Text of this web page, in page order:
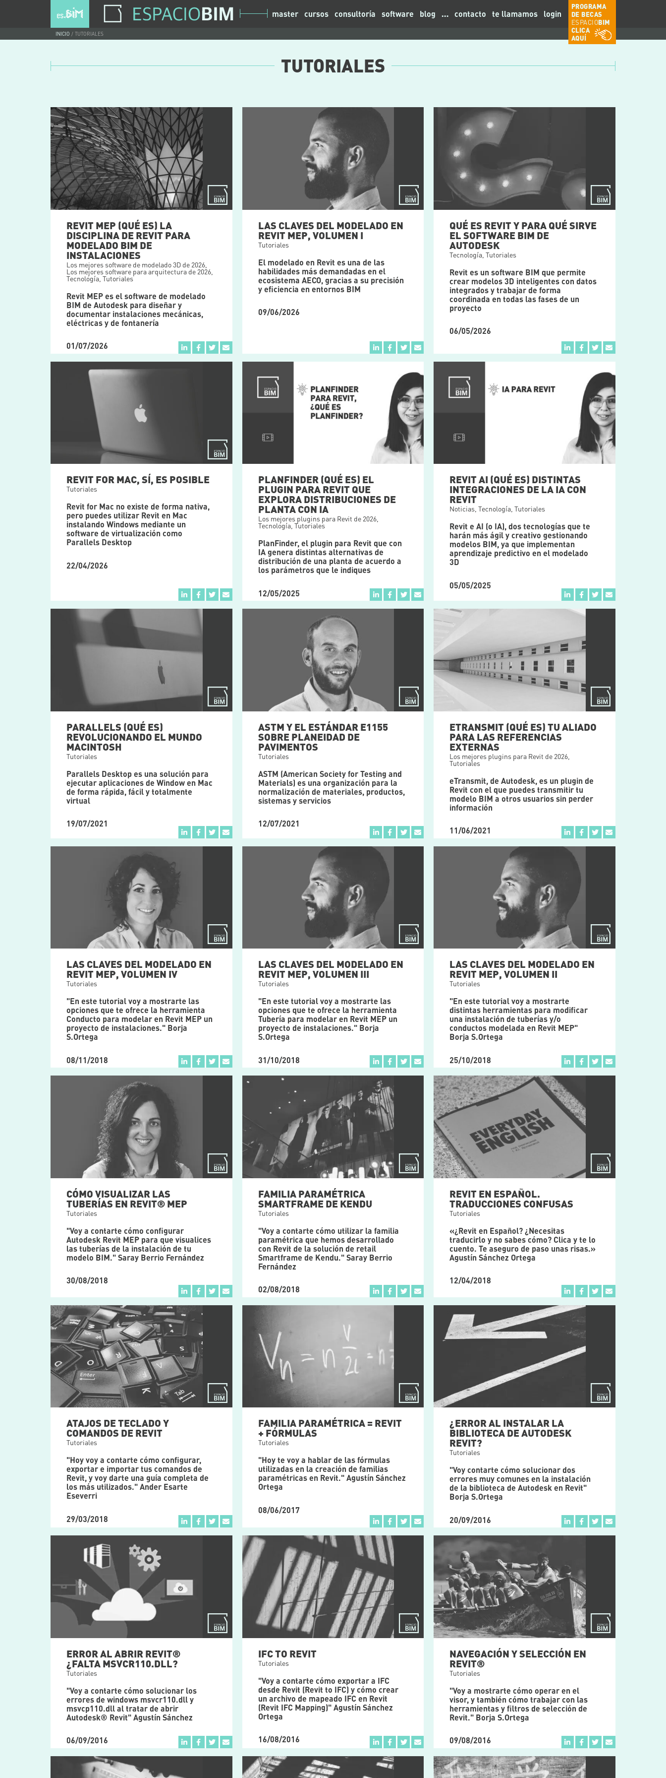
INICIO TUTORIALES
master cursos consultoría software blog … contacto te llamamos login
PROGRAMA
DE BECAS
ESPACIOBIM
CLICA
AQUÍ
TUTORIALES
REVIT MEP (QUÉ ES) LA
DISCIPLINA DE REVIT PARA
MODELADO BIM DE
INSTALACIONES
Los mejores software de modelado 3D de 2026
Los mejores software para arquitectura de 2026
Tecnología Tutoriales
Revit MEP es el software de modelado
BIM de Autodesk para diseñar y
documentar instalaciones mecánicas,
eléctricas y de fontanería
01/07/2026
LAS CLAVES DEL MODELADO EN
REVIT MEP, VOLUMEN I
Tutoriales
El modelado en Revit es una de las
habilidades más demandadas en el
ecosistema AECO, gracias a su precisión
y eficiencia en entornos BIM
09/06/2026
QUÉ ES REVIT Y PARA QUÉ SIRVE
EL SOFTWARE BIM DE
AUTODESK
Tecnología ,Tutoriales
Revit es un software BIM que permite
crear modelos 3D inteligentes con datos
integrados y trabajar de forma
coordinada en todas las fases de un
proyecto
06/05/2026
REVIT FOR MAC, SÍ, ES POSIBLE
Tutoriales
Revit for Mac no existe de forma nativa,
pero puedes utilizar Revit en Mac
instalando Windows mediante un
software de virtualización como
Parallels Desktop
22/04/2026
PLANFINDER (QUÉ ES) EL
PLUGIN PARA REVIT QUE
EXPLORA DISTRIBUCIONES DE
PLANTA CON IA
Los mejores plugins para Revit de 2026,
Tecnología, Tutoriales
PlanFinder, el plugin para Revit que con
IA genera distintas alternativas de
distribución de una planta de acuerdo a
los parámetros que le indiques
12/05/2025
REVIT AI (QUÉ ES) DISTINTAS
INTEGRACIONES DE LA IA CON
REVIT
Noticias ,Tecnología ,Tutoriales
Revit e AI (o IA), dos tecnologías que te
harán más ágil y creativo gestionando
modelos BIM, ya que implementan
aprendizaje predictivo en el modelado
3D
05/05/2025
PARALLELS (QUÉ ES)
REVOLUCIONANDO EL MUNDO
MACINTOSH
Tutoriales
Parallels Desktop es una solución para
ejecutar aplicaciones de Window en Mac
de forma rápida, fácil y totalmente
virtual
19/07/2021
ASTM Y EL ESTÁNDAR E1155
SOBRE PLANEIDAD DE
PAVIMENTOS
Tutoriales
ASTM (American Society for Testing and
Materials) es una organización para la
normalización de materiales, productos,
sistemas y servicios
12/07/2021
ETRANSMIT (QUÉ ES) TU ALIADO
PARA LAS REFERENCIAS
EXTERNAS
Los mejores plugins para Revit de 2026
Tutoriales
eTransmit, de Autodesk, es un plugin de
Revit con el que puedes transmitir tu
modelo BIM a otros usuarios sin perder
información
11/06/2021
LAS CLAVES DEL MODELADO EN
REVIT MEP, VOLUMEN IV
Tutoriales
"En este tutorial voy a mostrarte las
opciones que te ofrece la herramienta
Conducto para modelar en Revit MEP un
proyecto de instalaciones." Borja
S.Ortega
08/11/2018
LAS CLAVES DEL MODELADO EN
REVIT MEP, VOLUMEN III
Tutoriales
"En este tutorial voy a mostrarte las
opciones que te ofrece la herramienta
Tubería para modelar en Revit MEP un
proyecto de instalaciones." Borja
S.Ortega
31/10/2018
LAS CLAVES DEL MODELADO EN
REVIT MEP, VOLUMEN II
Tutoriales
"En este tutorial voy a mostrarte
distintas herramientas para modificar
una instalación de tuberías y/o
conductos modelada en Revit MEP"
Borja S.Ortega
25/10/2018
CÓMO VISUALIZAR LAS
TUBERÍAS EN REVIT® MEP
Tutoriales
"Voy a contarte cómo configurar
Autodesk Revit MEP para que visualices
las tuberías de la instalación de tu
modelo BIM." Saray Berrio Fernández
30/08/2018
FAMILIA PARAMÉTRICA
SMARTFRAME DE KENDU
Tutoriales
"Voy a contarte cómo utilizar la familia
paramétrica que hemos desarrollado
con Revit de la solución de retail
Smartframe de Kendu." Saray Berrio
Fernández
02/08/2018
REVIT EN ESPAÑOL.
TRADUCCIONES CONFUSAS
Tutoriales
«¿Revit en Español? ¿Necesitas
traducirlo y no sabes cómo? Clica y te lo
cuento. Te aseguro de paso unas risas.»
Agustín Sánchez Ortega
12/04/2018
ATAJOS DE TECLADO Y
COMANDOS DE REVIT
Tutoriales
"Hoy voy a contarte cómo configurar,
exportar e importar tus comandos de
Revit, y voy darte una guía completa de
los más utilizados." Ander Esarte
Eseverri
29/03/2018
FAMILIA PARAMÉTRICA = REVIT
+ FÓRMULAS
Tutoriales
"Hoy te voy a hablar de las fórmulas
utilizadas en la creación de familias
paramétricas en Revit." Agustín Sánchez
Ortega
08/06/2017
¿ERROR AL INSTALAR LA
BIBLIOTECA DE AUTODESK
REVIT?
Tutoriales
"Voy contarte cómo solucionar dos
errores muy comunes en la instalación
de la biblioteca de Autodesk en Revit"
Borja S.Ortega
20/09/2016
ERROR AL ABRIR REVIT®
¿FALTA MSVCR110.DLL?
Tutoriales
"Voy a contarte cómo solucionar los
errores de windows msvcr110.dll y
msvcp110.dll al tratar de abrir
Autodesk® Revit" Agustín Sánchez
06/09/2016
IFC TO REVIT
Tutoriales
"Voy a contarte cómo exportar a IFC
desde Revit (Revit to IFC) y cómo crear
un archivo de mapeado IFC en Revit
(Revit IFC Mapping)" Agustín Sánchez
Ortega
16/08/2016
NAVEGACIÓN Y SELECCIÓN EN
REVIT®
Tutoriales
"Voy a mostrarte cómo operar en el
visor, y también cómo trabajar con las
herramientas y filtros de selección de
Revit." Borja S.Ortega
09/08/2016